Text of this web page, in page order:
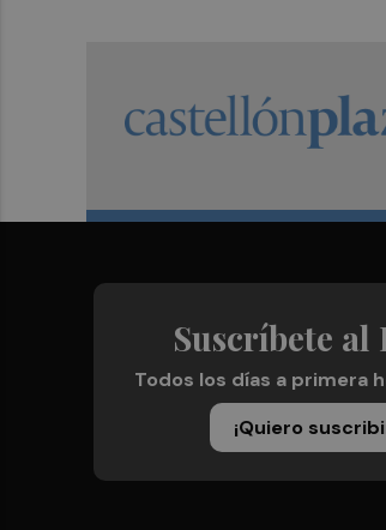
Suscríbete al
Todos los días a primera
¡Quiero